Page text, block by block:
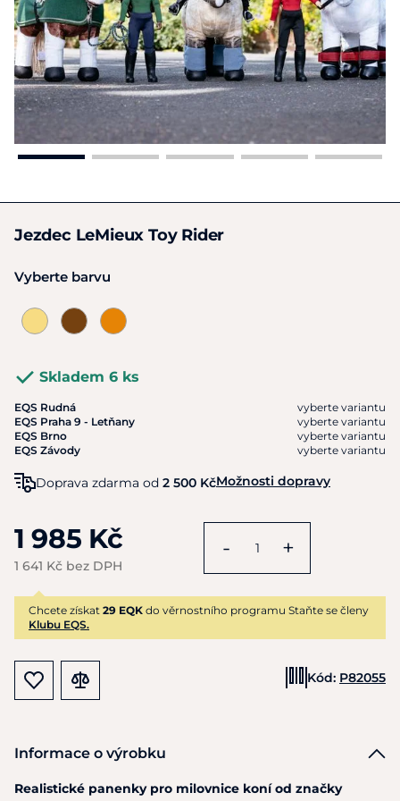
Jezdec LeMieux Toy Rider
Vyberte barvu
Skladem 6 ks
EQS Rudná
vyberte variantu
EQS Praha 9 - Letňany
vyberte variantu
EQS Brno
vyberte variantu
EQS Závody
vyberte variantu
Doprava zdarma od 2 500 KčMožnosti dopravy
1 985 Kč
1 641 Kč bez DPH
- +
Chcete získat 29 EQK do věrnostního programu Staňte se členy
Klubu EQS.
Kód: P82055
Informace o výrobku
Realistické panenky pro milovnice koní od značky